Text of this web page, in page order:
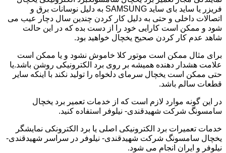
فریزر یا ساید بای ساید SAMSUNG به دلیل نوسانات برق و
اتصالات داخلی و حتی به دلیل کار کردن چندین سال دچار عیب می
شود و ممکن است کارایی خود را از دست بده که در این حالت
شاهد عدم کار کردن صحیح یخچال خواهید بود.
برای مثال ممکن است موتور کلا خاموش نشود و یا ممکن است
علامت هشدار دهنده همیشه بر روی برد الکترونیکی روشن باشد.یا
حتی ممکن است یخچال سرمای دلخواه را تولید نکند با اینکه سایر
قطعات سالم باشد.
در این گونه موارد لازم است که از خدمات تعمیر برد یخچال
سامسونگ شرکت شهیدقندی- نیلوفر استفاده کنید.
خدمات تعمیرات برد الکترونیکی اصلی یا برد الکترونکی نمایشگر
یخچال سامسونگ شرکت شهیدقندی- نیلوفر در سراسر شهیدقندی-
نیلوفر و ایران انجام می شود.